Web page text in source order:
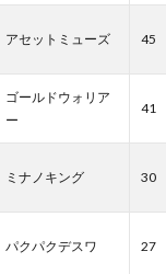
アセットミューズ 45
ゴールドウォリア
ー
41
ミナノキング 30
パクパクデスワ 27